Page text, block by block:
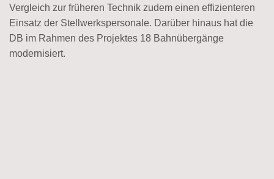
Vergleich zur früheren Technik zudem einen effizienteren
Einsatz der Stellwerkspersonale. Darüber hinaus hat die
DB im Rahmen des Projektes 18 Bahnübergänge
modernisiert.